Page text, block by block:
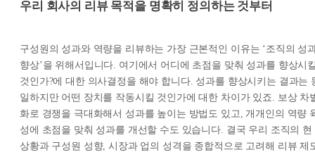
우리 회사의 리뷰 목적을 명확히 정의하는 것부터
구성원의 성과와 역량을 리뷰하는 가장 근본적인 이유는 ‘조직의 성
향상’을 위해서입니다. 여기에서 어디에 초점을 맞춰 성과를 향상시
것인가?에 대한 의사결정을 해야 합니다. 성과를 향상시키는 결과는
일하지만 어떤 장치를 작동시킬 것인가에 대한 차이가 있죠. 보상 차
화로 경쟁을 극대화해서 성과를 높이는 방법도 있고, 개개인의 역량
성에 초점을 맞춰 성과를 개선할 수도 있습니다. 결국 우리 조직의 현
상황과 구성원 성향, 시장과 업의 성격을 종합적으로 고려해 리뷰 제